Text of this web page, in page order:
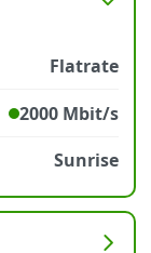
Flatrate
2000 Mbit/s
Sunrise